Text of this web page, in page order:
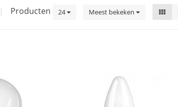
| Producten 24 Meest bekeken